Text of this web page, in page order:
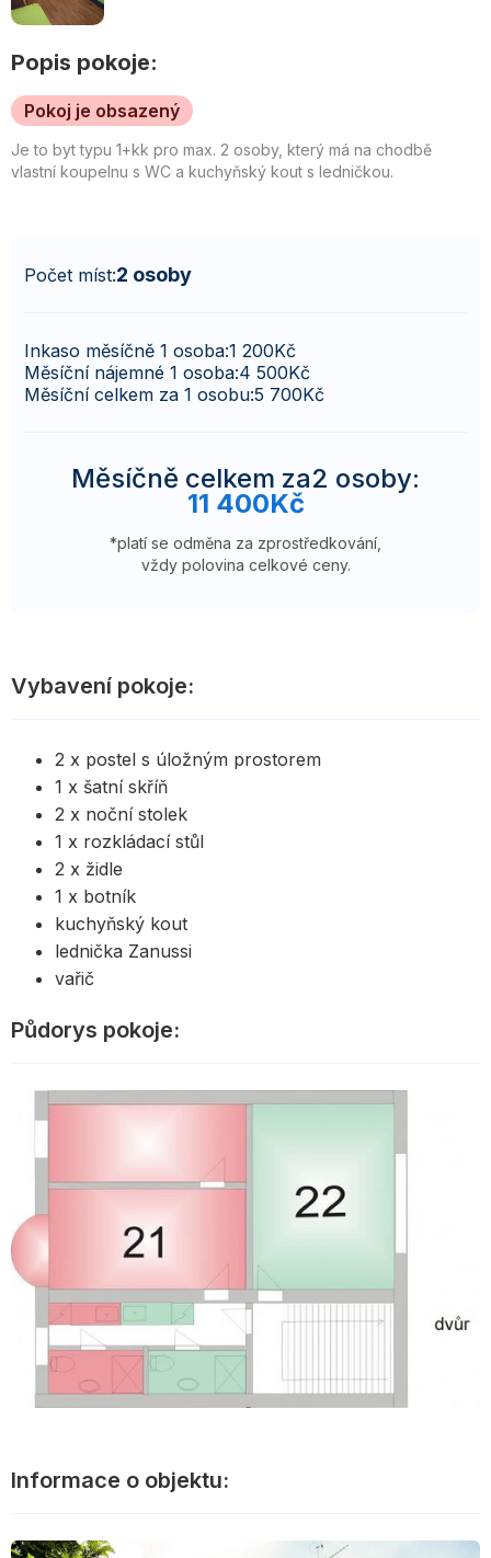
Popis pokoje:
Pokoj je obsazený
Je to byt typu 1+kk pro max. 2 osoby, který má na chodbě
vlastní koupelnu s WC a kuchyňský kout s ledničkou.
Počet míst:2 osoby
Inkaso měsíčně 1 osoba:1 200Kč
Měsíční nájemné 1 osoba:4 500Kč
Měsíční celkem za 1 osobu:5 700Kč
Měsíčně celkem za2 osoby:
11 400Kč
*platí se odměna za zprostředkování,
vždy polovina celkové ceny.
Půdorys pokoje:
Vybavení pokoje:
2 x postel s úložným prostorem
1 x šatní skříň
2 x noční stolek
1 x rozkládací stůl
2 x židle
1 x botník
kuchyňský kout
lednička Zanussi
vařič
Informace o objektu: